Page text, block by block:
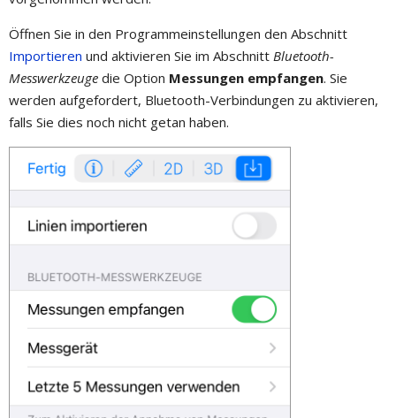
Öffnen Sie in den Programmeinstellungen den Abschnitt
Importieren und aktivieren Sie im Abschnitt Bluetooth-
Messwerkzeuge die Option Messungen empfangen. Sie
werden aufgefordert, Bluetooth-Verbindungen zu aktivieren,
falls Sie dies noch nicht getan haben.